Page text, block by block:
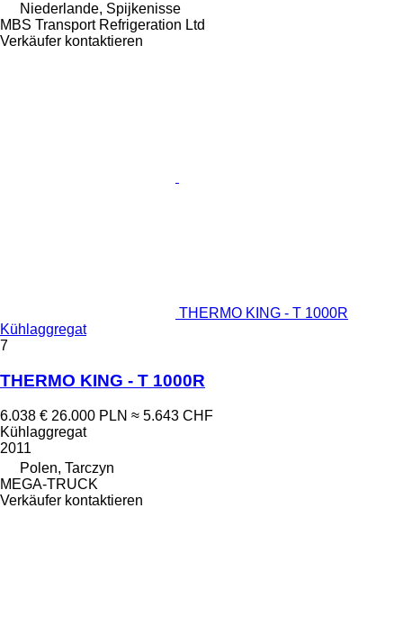
Niederlande, Spijkenisse
MBS Transport Refrigeration Ltd
Verkäufer kontaktieren
THERMO KING - T 1000R
Kühlaggregat
7
THERMO KING - T 1000R
6.038 € 26.000 PLN ≈ 5.643 CHF
Kühlaggregat
2011
Polen, Tarczyn
MEGA-TRUCK
Verkäufer kontaktieren